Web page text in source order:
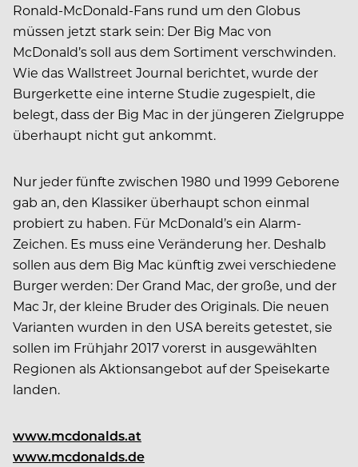
Ronald-McDonald-Fans rund um den Globus
müssen jetzt stark sein: Der Big Mac von
McDonald’s soll aus dem Sortiment verschwinden.
Wie das Wallstreet Journal berichtet, wurde der
Burgerkette eine interne Studie zugespielt, die
belegt, dass der Big Mac in der jüngeren Zielgruppe
überhaupt nicht gut ankommt.
Nur jeder fünfte zwischen 1980 und 1999 Geborene
gab an, den Klassiker überhaupt schon einmal
probiert zu haben. Für McDonald’s ein Alarm-
Zeichen. Es muss eine Veränderung her. Deshalb
sollen aus dem Big Mac künftig zwei verschiedene
Burger werden: Der Grand Mac, der große, und der
Mac Jr, der kleine Bruder des Originals. Die neuen
Varianten wurden in den USA bereits getestet, sie
sollen im Frühjahr 2017 vorerst in ausgewählten
Regionen als Aktionsangebot auf der Speisekarte
landen.
www.mcdonalds.at
www.mcdonalds.de